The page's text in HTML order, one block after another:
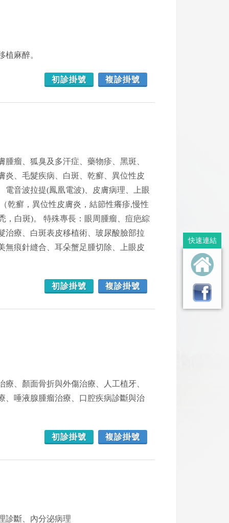
植麻醉。
初診掛號 複診掛號
瘤、狐臭及多汗症、藥物疹、黑斑、
炎、毛髮疾病、白斑、乾癬、異位性皮
電音波拉提(鳳凰電波)、皮膚病理、上眼
乾癬，異位性皮膚炎，結節性癢疹,慢性
，白斑)。 特殊專長：眼周腫瘤、痘疤綜
治療、白斑表皮移植術、玻尿酸臉部拉
無痕針縫合、耳朵蟹足腫切除、上眼皮
初診掛號 複診掛號
、顏面骨折與外傷治療、人工植牙、
、唾液腺腫瘤治療、口腔疾病診斷與治
初診掛號 複診掛號
診斷、內分泌病理
快速連結